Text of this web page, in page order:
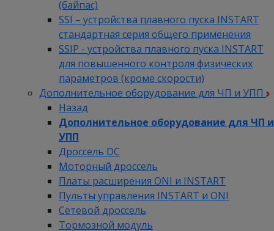
(байпас)
SSI – устройства плавного пуска INSTART
стандартная серия общего применения
SSIP - устройства плавного пуска INSTART
для повышенного контроля физических
параметров (кроме скорости)
Дополнительное оборудование для ЧП и УПП
Назад
Дополнительное оборудование для ЧП и
УПП
Дроссель DC
Моторный дроссель
Платы расширения ONI и INSTART
Пульты управления INSTART и ONI
Сетевой дроссель
Тормозной модуль